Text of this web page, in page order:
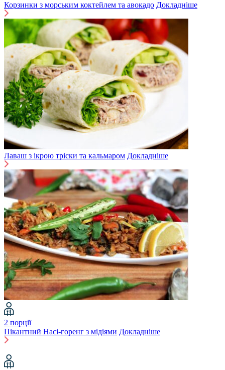
Корзинки з морським коктейлем та авокадо Докладніше
Лаваш з ікрою тріски та кальмаром Докладніше
2 порції
Пікантний Насі-горенг з мідіями Докладніше